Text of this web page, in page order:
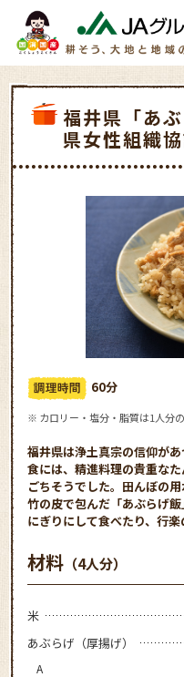
福井県「あ
県女性組織
60分
※ カロリー・塩分・脂質は1人分
福井県は浄土真宗の信仰が
食には、精進料理の貴重な
ごちそうでした。田んぼの
竹の皮で包んだ「あぶらげ
にぎりにして食べたり、行楽
材料 （4人分）
米
あぶらげ（厚揚げ）
A